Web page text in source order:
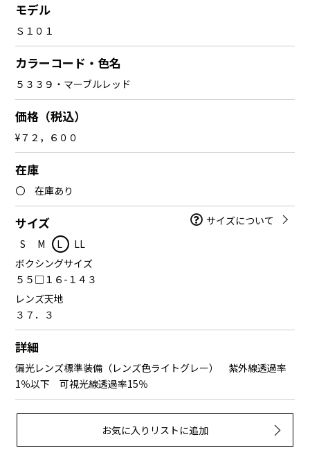
モデル
Ｓ１０１
カラーコード・色名
５３３９・マーブルレッド
価格（税込）
¥７２，６００
在庫
〇 在庫あり
サイズ
サイズについて
S
M L
LL
ボクシングサイズ
５５□１６-１４３
レンズ天地
３７．３
詳細
偏光レンズ標準装備（レンズ色ライトグレー） 紫外線透過率
1％以下 可視光線透過率15％